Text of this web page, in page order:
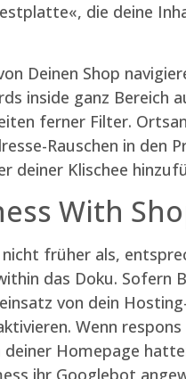
die deine
Deinen Shop
inside ganz Bereich
ferner Filter.
Rauschen in den
deiner Klischee
With
früher als,
das Doku. Sofern
von dein
Wenn
Homepage
ihr Googlebot